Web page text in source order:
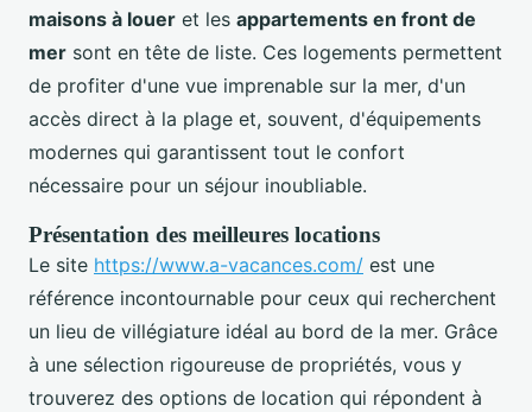
maisons à louer et les appartements en front de
mer sont en tête de liste. Ces logements permettent
de profiter d'une vue imprenable sur la mer, d'un
accès direct à la plage et, souvent, d'équipements
modernes qui garantissent tout le confort
nécessaire pour un séjour inoubliable.
Présentation des meilleures locations
Le site https://www.a-vacances.com/ est une
référence incontournable pour ceux qui recherchent
un lieu de villégiature idéal au bord de la mer. Grâce
à une sélection rigoureuse de propriétés, vous y
trouverez des options de location qui répondent à